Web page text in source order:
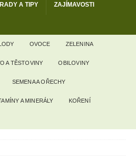
RADY A TIPY ZAJÍMAVOSTI
OVOCE ZELENINA
A TĚSTOVINY OBILOVINY
SEMENA A OŘECHY
A MINERÁLY KOŘENÍ